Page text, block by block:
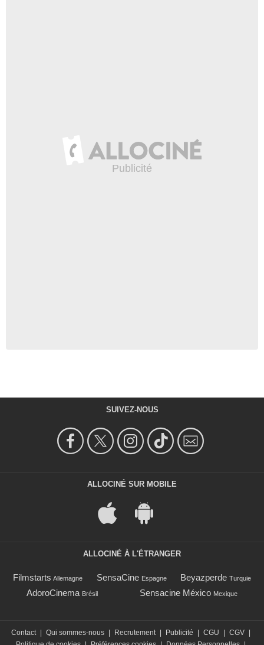
SUIVEZ-NOUS
ALLOCINÉ SUR MOBILE
ALLOCINÉ À L'ÉTRANGER
Filmstarts Allemagne SensaCine Espagne Beyazperde Turquie
AdoroCinema Brésil Sensacine México Mexique
Contact Qui sommes-nous Recrutement Publicité CGU CGV